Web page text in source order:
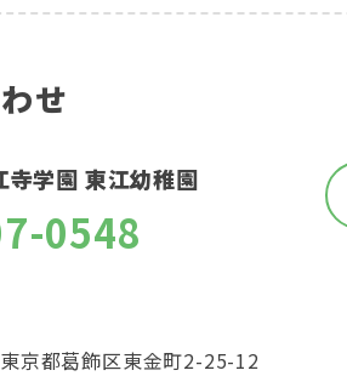
せ
寺学園 東江幼稚園
0548
京都葛飾区東金町2-25-12